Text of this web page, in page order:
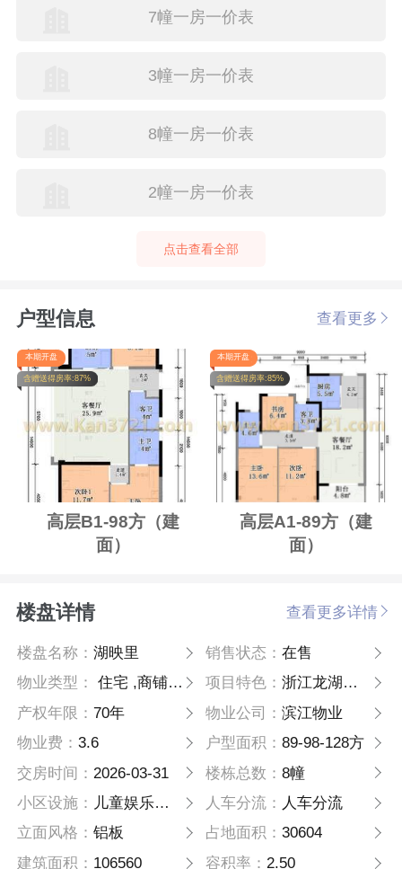
7幢一房一价表
3幢一房一价表
8幢一房一价表
2幢一房一价表
点击查看全部
户型信息 查看更多
本期开盘
含赠送得房率:87%
高层B1-98方（建
面）
本期开盘
含赠送得房率:85%
高层A1-89方（建
面）
楼盘详情 查看更多详情
楼盘名称：湖映里 销售状态： 在售
物业类型：
住宅 ,商铺 ,高层 项目特色： 浙江龙湖江东天街
产权年限：70年 物业公司： 滨江物业
物业费：3.6 户型面积： 89-98-128方
交房时间： 2026-03-31 楼栋总数： 8幢
小区设施： 儿童娱乐场所、风雨连廊、350米健身跑 道、650方水景 人车分流： 人车分流
立面风格：铝板 占地面积： 30604
建筑面积： 106560 容积率： 2.50